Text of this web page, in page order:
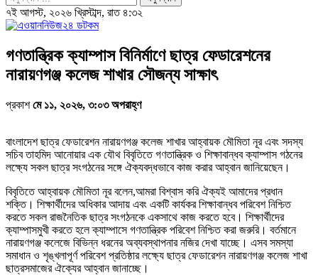
৭ই আগস্ট, ২০২৬ খ্রিস্টাব্দ, রাত ৪:৩২
গণতান্ত্রিক ক্যাম্পাস বিনির্মাণে ছাত্র ফেডারেশনের
নারায়ণগঞ্জ কলেজ শাখার সৌজন্য সাক্ষাৎ
প্রকাশমে ১১, ২০২৬, ৩:০৩ অপরাহ্ণ
বাংলাদেশ ছাত্র ফেডারেশন নারায়ণগঞ্জ কলেজ শাখার আহ্বায়ক মৌমিতা নূর এবং সদস্য
সচিব তাহমিদ আনোয়ার এক যৌথ বিবৃতিতে গণতান্ত্রিক ও শিক্ষাবান্ধব ক্যাম্পাস গঠনের
লক্ষ্যে সকল ছাত্র সংগঠনের সঙ্গে ঐক্যবদ্ধভাবে কাজ করার আহ্বান জানিয়েছেন।
বিবৃতিতে আহ্বায়ক মৌমিতা নূর বলেন,আমরা বিশ্বাস করি ঐক্যই আমাদের প্রধান
শক্তি। শিক্ষার্থীদের অধিকার আদায় এবং একটি কার্যকর শিক্ষাবান্ধব পরিবেশ নিশ্চিত
করতে সকল রাজনৈতিক ছাত্র সংগঠনকে একসাথে কাজ করতে হবে। শিক্ষার্থীদের
ক্যাম্পাসমুখী করতে হলে ক্যাম্পাসে গণতান্ত্রিক পরিবেশ নিশ্চিত করা জরুরি। বর্তমানে
নারায়ণগঞ্জ কলেজে বিভিন্ন ধরনের অব্যবস্থাপনার নজির দেখা যাচ্ছে। এসব সমস্যা
সমাধান ও শৃঙ্খলাপূর্ণ পরিবেশ প্রতিষ্ঠার লক্ষ্যে ছাত্র ফেডারেশন নারায়ণগঞ্জ কলেজ শাখা
ছাত্রসমাজের ঐক্যের আহ্বান জানাচ্ছে।